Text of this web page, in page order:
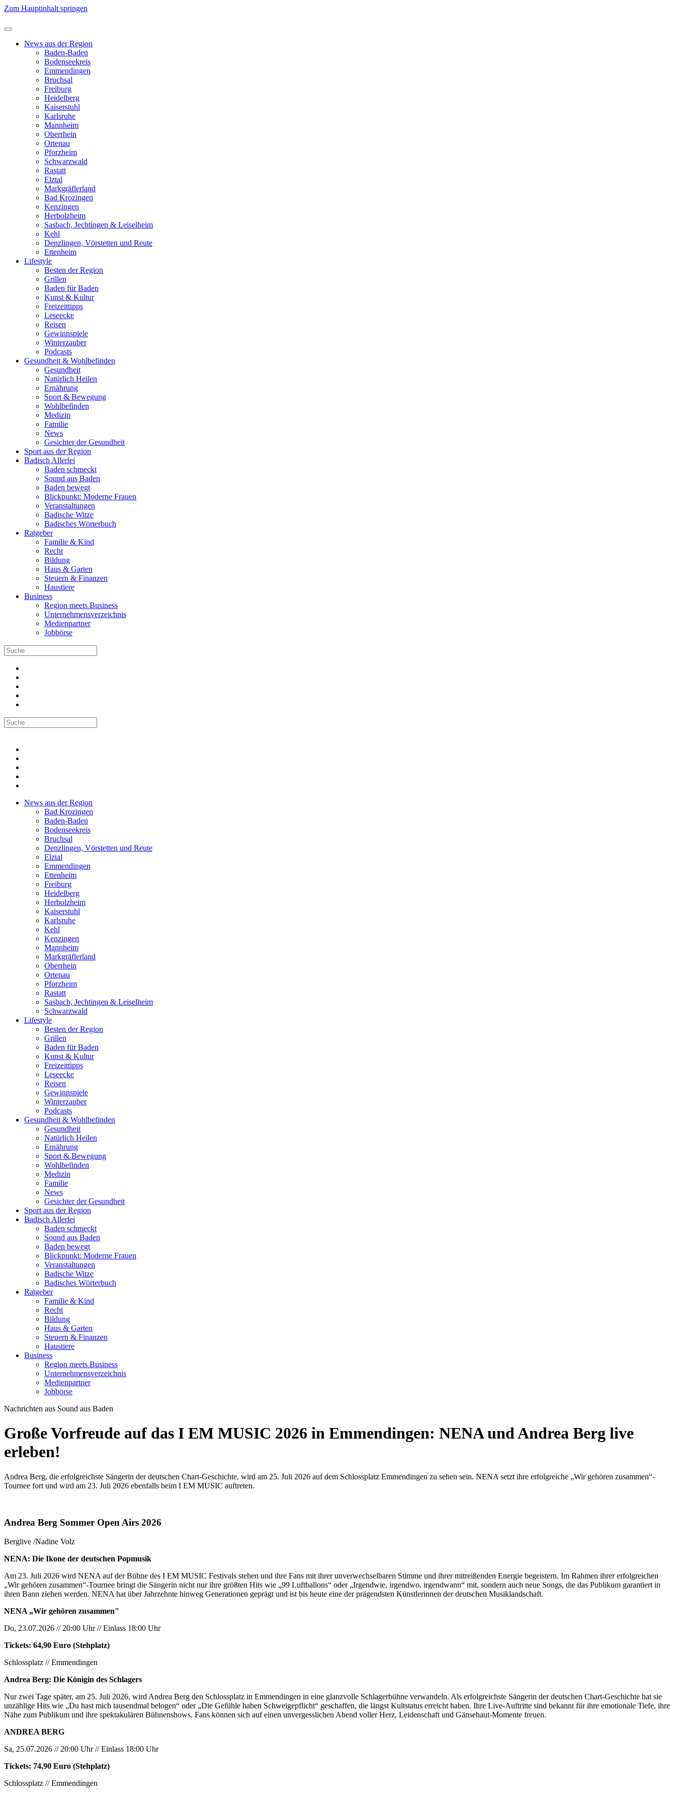
Zum Hauptinhalt springen
News aus der Region
Baden-Baden
Bodenseekreis
Emmendingen
Bruchsal
Freiburg
Heidelberg
Kaiserstuhl
Karlsruhe
Mannheim
Oberrhein
Ortenau
Pforzheim
Schwarzwald
Rastatt
Elztal
Markgräflerland
Bad Krozingen
Kenzingen
Herbolzheim
Sasbach, Jechtingen & Leiselheim
Kehl
Denzlingen, Vörstetten und Reute
Ettenheim
Lifestyle
Besten der Region
Grillen
Baden für Baden
Kunst & Kultur
Freizeittipps
Leseecke
Reisen
Gewinnspiele
Winterzauber
Podcasts
Gesundheit & Wohlbefinden
Gesundheit
Natürlich Heilen
Ernährung
Sport & Bewegung
Wohlbefinden
Medizin
Familie
News
Gesichter der Gesundheit
Sport aus der Region
Badisch Allerlei
Baden schmeckt
Sound aus Baden
Baden bewegt
Blickpunkt: Moderne Frauen
Veranstaltungen
Badische Witze
Badisches Wörterbuch
Ratgeber
Familie & Kind
Recht
Bildung
Haus & Garten
Steuern & Finanzen
Haustiere
Business
Region meets Business
Unternehmensverzeichnis
Medienpartner
Jobbörse
News aus der Region
Bad Krozingen
Baden-Baden
Bodenseekreis
Bruchsal
Denzlingen, Vörstetten und Reute
Elztal
Emmendingen
Ettenheim
Freiburg
Heidelberg
Herbolzheim
Kaiserstuhl
Karlsruhe
Kehl
Kenzingen
Mannheim
Markgräflerland
Oberrhein
Ortenau
Pforzheim
Rastatt
Sasbach, Jechtingen & Leiselheim
Schwarzwald
Lifestyle
Besten der Region
Grillen
Baden für Baden
Kunst & Kultur
Freizeittipps
Leseecke
Reisen
Gewinnspiele
Winterzauber
Podcasts
Gesundheit & Wohlbefinden
Gesundheit
Natürlich Heilen
Ernährung
Sport & Bewegung
Wohlbefinden
Medizin
Familie
News
Gesichter der Gesundheit
Sport aus der Region
Badisch Allerlei
Baden schmeckt
Sound aus Baden
Baden bewegt
Blickpunkt: Moderne Frauen
Veranstaltungen
Badische Witze
Badisches Wörterbuch
Ratgeber
Familie & Kind
Recht
Bildung
Haus & Garten
Steuern & Finanzen
Haustiere
Business
Region meets Business
Unternehmensverzeichnis
Medienpartner
Jobbörse
Nachrichten aus Sound aus Baden
Große Vorfreude auf das I EM MUSIC 2026 in Emmendingen: NENA und Andrea Berg live
erleben!
Andrea Berg, die erfolgreichste Sängerin der deutschen Chart-Geschichte, wird am 25. Juli 2026 auf dem Schlossplatz Emmendingen zu sehen sein. NENA setzt ihre erfolgreiche „Wir gehören zusammen“-
Tournee fort und wird am 23. Juli 2026 ebenfalls beim I EM MUSIC auftreten.
Andrea Berg Sommer Open Airs 2026
Berglive /Nadine Volz
NENA: Die Ikone der deutschen Popmusik
Am 23. Juli 2026 wird NENA auf der Bühne des I EM MUSIC Festivals stehen und ihre Fans mit ihrer unverwechselbaren Stimme und ihrer mitreißenden Energie begeistern. Im Rahmen ihrer erfolgreichen
„Wir gehören zusammen“-Tournee bringt die Sängerin nicht nur ihre größten Hits wie „99 Luftballons“ oder „Irgendwie, irgendwo, irgendwann“ mit, sondern auch neue Songs, die das Publikum garantiert in
ihren Bann ziehen werden. NENA hat über Jahrzehnte hinweg Generationen geprägt und ist bis heute eine der prägendsten Künstlerinnen der deutschen Musiklandschaft.
NENA „Wir gehören zusammen"
Do, 23.07.2026 // 20:00 Uhr // Einlass 18:00 Uhr
Tickets: 64,90 Euro (Stehplatz)
Schlossplatz // Emmendingen
Andrea Berg: Die Königin des Schlagers
Nur zwei Tage später, am 25. Juli 2026, wird Andrea Berg den Schlossplatz in Emmendingen in eine glanzvolle Schlagerbühne verwandeln. Als erfolgreichste Sängerin der deutschen Chart-Geschichte hat sie
unzählige Hits wie „Du hast mich tausendmal belogen“ oder „Die Gefühle haben Schweigepflicht“ geschaffen, die längst Kultstatus erreicht haben. Ihre Live-Auftritte sind bekannt für ihre emotionale Tiefe, ihre
Nähe zum Publikum und ihre spektakulären Bühnenshows. Fans können sich auf einen unvergesslichen Abend voller Herz, Leidenschaft und Gänsehaut-Momente freuen.
ANDREA BERG
Sa, 25.07.2026 // 20:00 Uhr // Einlass 18:00 Uhr
Tickets: 74,90 Euro (Stehplatz)
Schlossplatz // Emmendingen